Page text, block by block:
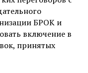
БРОК и
включение в
принятых